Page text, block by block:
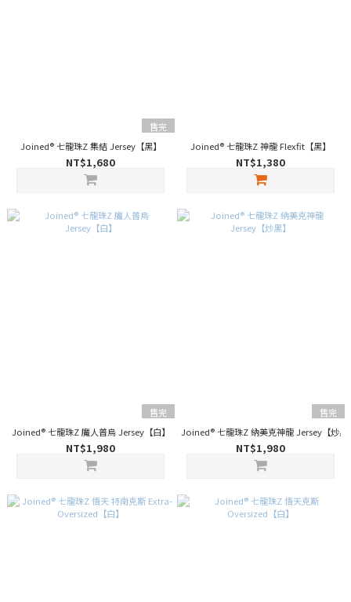
售完
Joined® 七龍珠Z 集結 Jersey【黑】
NT$1,680
Joined® 七龍珠Z 神龍 Flexfit【黑】
NT$1,380
售完
Joined® 七龍珠Z 魔人普烏 Jersey【白】
NT$1,980
售完
Joined® 七龍珠Z 納美克神龍 Jersey【炒黑
NT$1,980